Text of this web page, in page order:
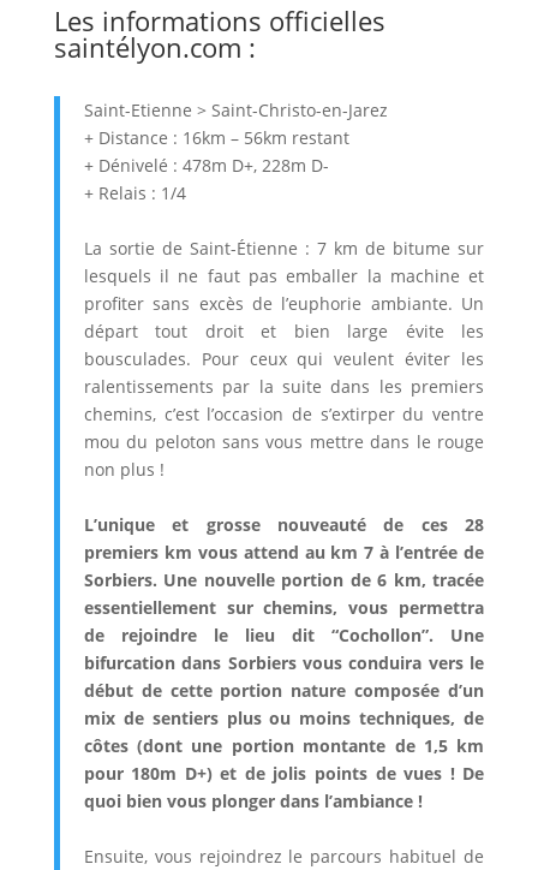
Les informations officielles
saintélyon.com :
Saint-Etienne > Saint-Christo-en-Jarez
+ Distance : 16km – 56km restant
+ Dénivelé : 478m D+, 228m D-
+ Relais : 1/4
La sortie de Saint-Étienne : 7 km de bitume sur
lesquels il ne faut pas emballer la machine et
profiter sans excès de l’euphorie ambiante. Un
départ tout droit et bien large évite les
bousculades. Pour ceux qui veulent éviter les
ralentissements par la suite dans les premiers
chemins, c’est l’occasion de s’extirper du ventre
mou du peloton sans vous mettre dans le rouge
non plus !
L’unique et grosse nouveauté de ces 28
premiers km vous attend au km 7 à l’entrée de
Sorbiers. Une nouvelle portion de 6 km, tracée
essentiellement sur chemins, vous permettra
de rejoindre le lieu dit “Cochollon”. Une
bifurcation dans Sorbiers vous conduira vers le
début de cette portion nature composée d’un
mix de sentiers plus ou moins techniques, de
côtes (dont une portion montante de 1,5 km
pour 180m D+) et de jolis points de vues ! De
quoi bien vous plonger dans l’ambiance !
Ensuite, vous rejoindrez le parcours habituel de